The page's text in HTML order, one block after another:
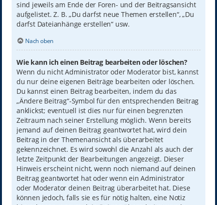
sind jeweils am Ende der Foren- und der Beitragsansicht
aufgelistet. Z. B. „Du darfst neue Themen erstellen“, „Du
darfst Dateianhänge erstellen“ usw.
Nach oben
Wie kann ich einen Beitrag bearbeiten oder löschen?
Wenn du nicht Administrator oder Moderator bist, kannst
du nur deine eigenen Beiträge bearbeiten oder löschen.
Du kannst einen Beitrag bearbeiten, indem du das
„Ändere Beitrag“-Symbol für den entsprechenden Beitrag
anklickst; eventuell ist dies nur für einen begrenzten
Zeitraum nach seiner Erstellung möglich. Wenn bereits
jemand auf deinen Beitrag geantwortet hat, wird dein
Beitrag in der Themenansicht als überarbeitet
gekennzeichnet. Es wird sowohl die Anzahl als auch der
letzte Zeitpunkt der Bearbeitungen angezeigt. Dieser
Hinweis erscheint nicht, wenn noch niemand auf deinen
Beitrag geantwortet hat oder wenn ein Administrator
oder Moderator deinen Beitrag überarbeitet hat. Diese
können jedoch, falls sie es für nötig halten, eine Notiz